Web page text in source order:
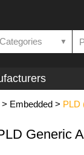
▼
> Embedded > PLD
Generic